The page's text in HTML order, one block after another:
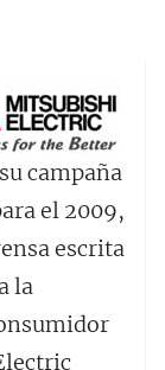
campaña
el 2009,
escrita
la